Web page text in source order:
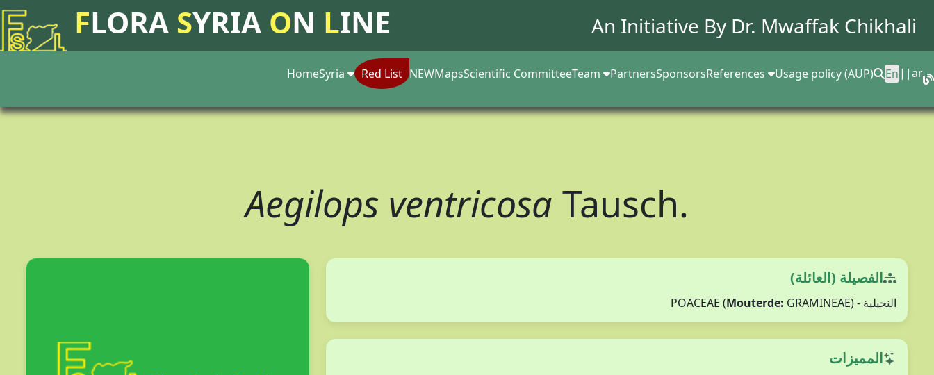
FLORA SYRIA ON LINE An Initiative By Dr. Mwaffak Chikhali
HomeSyria Red List NEWMapsScientific CommitteeTeam PartnersSponsorsReferences Usage policy (AUP) En ||ar
Aegilops ventricosa Tausch.
الفصيلة (العائلة)
النجيلية - POACEAE ( Mouterde: GRAMINEAE)
المميزات